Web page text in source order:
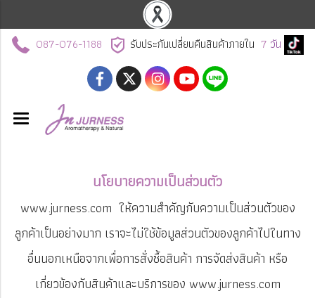
087-076-1188 รับประกันเปลี่ยนคืนสินค้าภายใน 7 วัน
นโยบายความเป็นส่วนตัว
www.jurness.com ให้ความสำคัญกับความเป็นส่วนตัวของ
ลูกค้าเป็นอย่างมาก เราจะไม่ใช้ข้อมูลส่วนตัวของลูกค้าไปในทาง
อื่นนอกเหนือจากเพื่อการสั่งซื้อสินค้า การจัดส่งสินค้า หรือ
เกี่ยวข้องกับสินค้าและบริการของ www.jurness.com